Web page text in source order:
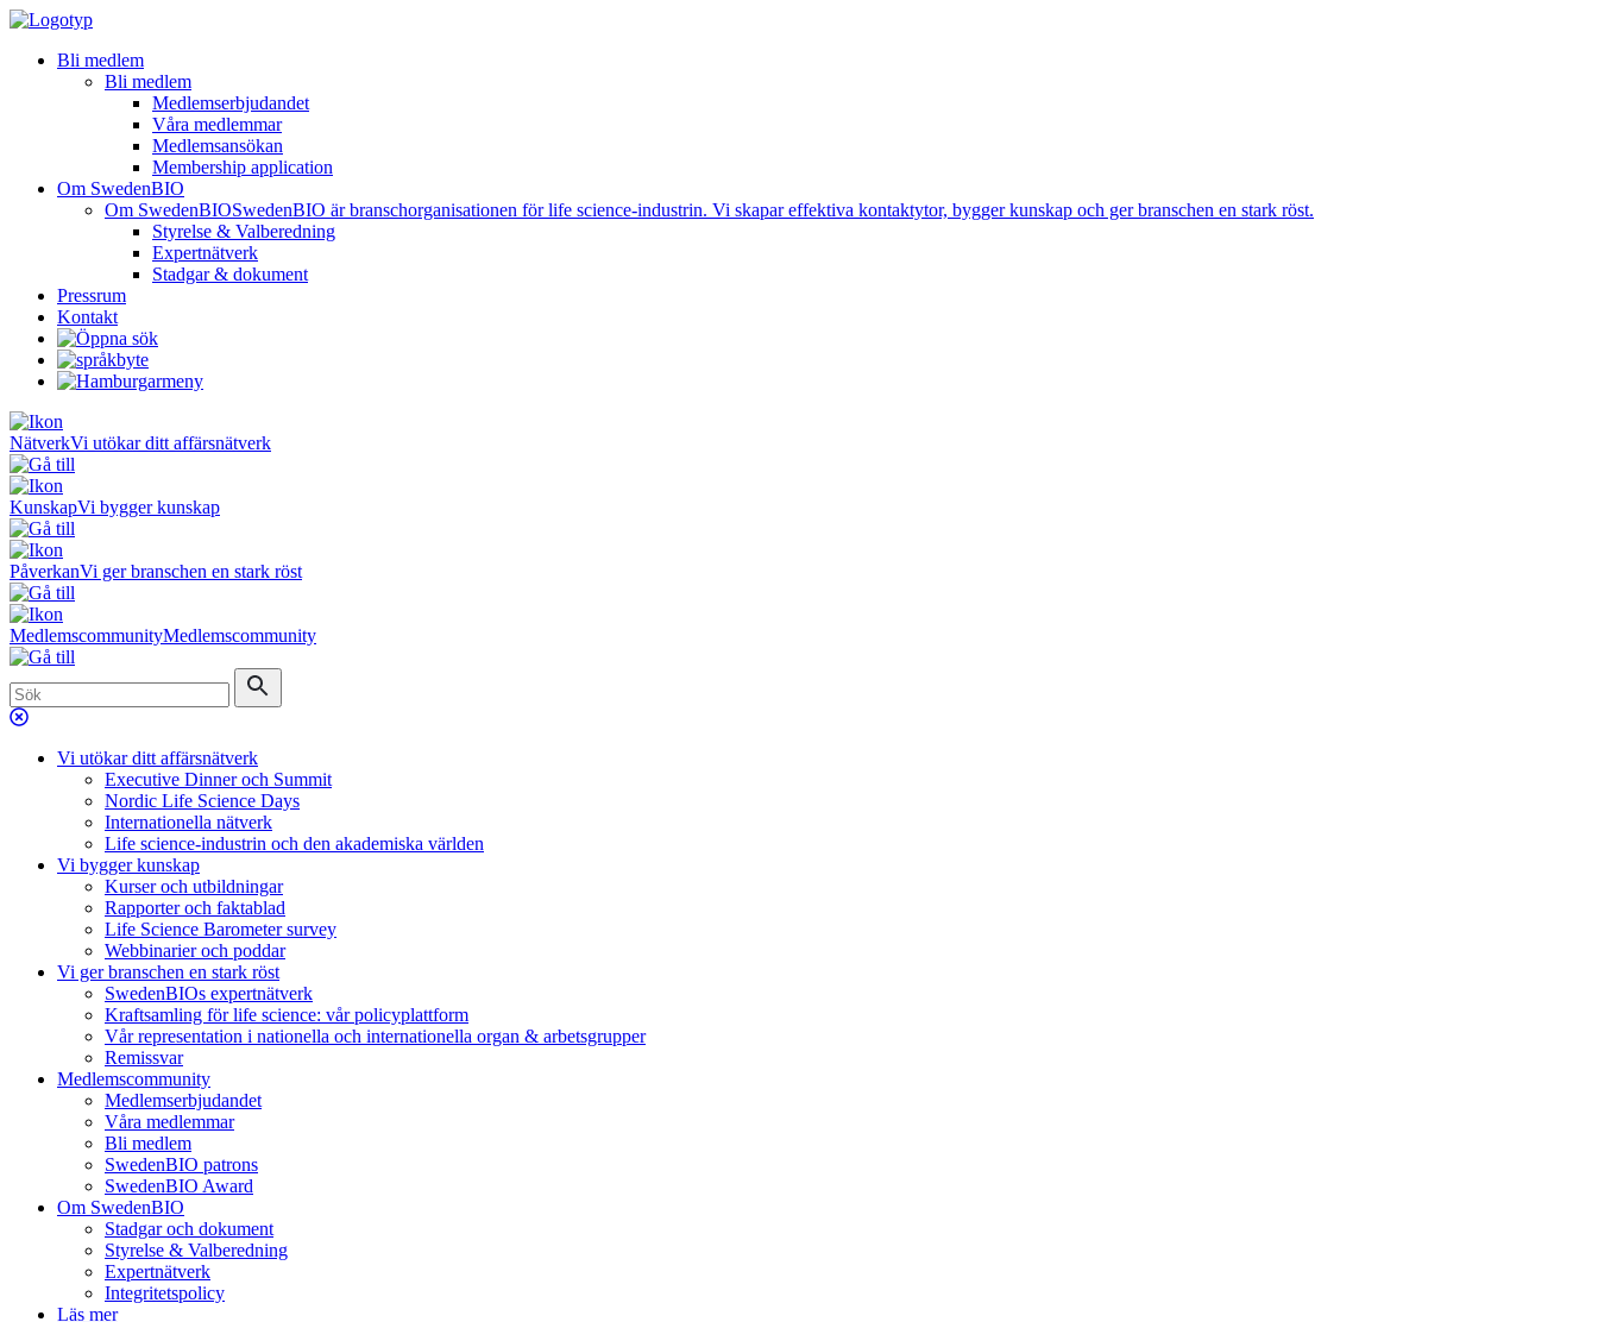
Bli medlem
Bli medlem
Medlemserbjudandet
Våra medlemmar
Medlemsansökan
Membership application
Om SwedenBIO
Om SwedenBIOSwedenBIO är branschorganisationen för life science-industrin. Vi skapar effektiva kontaktytor, bygger kunskap och ger branschen en stark röst.
Styrelse & Valberedning
Expertnätverk
Stadgar & dokument
Pressrum
Kontakt
NätverkVi utökar ditt affärsnätverk
KunskapVi bygger kunskap
PåverkanVi ger branschen en stark röst
MedlemscommunityMedlemscommunity
Vi utökar ditt affärsnätverk
Executive Dinner och Summit
Nordic Life Science Days
Internationella nätverk
Life science-industrin och den akademiska världen
Vi bygger kunskap
Kurser och utbildningar
Rapporter och faktablad
Life Science Barometer survey
Webbinarier och poddar
Vi ger branschen en stark röst
SwedenBIOs expertnätverk
Kraftsamling för life science: vår policyplattform
Vår representation i nationella och internationella organ & arbetsgrupper
Remissvar
Medlemscommunity
Medlemserbjudandet
Våra medlemmar
Bli medlem
SwedenBIO patrons
SwedenBIO Award
Om SwedenBIO
Stadgar och dokument
Styrelse & Valberedning
Expertnätverk
Integritetspolicy
Läs mer